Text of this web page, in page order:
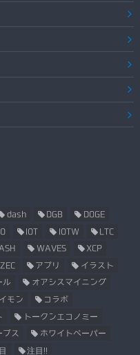
dash DGB DOGE
IOT IOTW LTC
WAVES XCP
ZEC アプリ イラスト
ル オアシスマイニング
モン コラボ
トークンエコノミー
ス ホワイトペーパー
注目!!